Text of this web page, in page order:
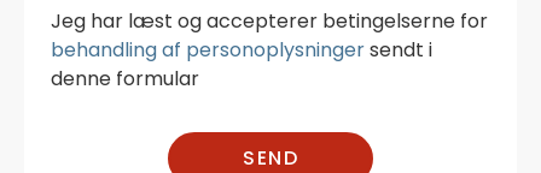
Jeg har læst og accepterer betingelserne for
behandling af personoplysningersendt i
denne formular
SEND